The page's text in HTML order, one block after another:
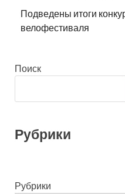
Подведены итоги
велофестиваля
Поиск
Рубрики
Рубрики